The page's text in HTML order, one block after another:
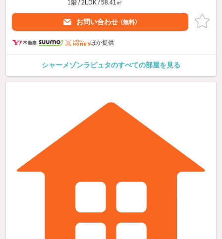
1階 / 2LDK / 58.41㎡
お問い合わせ （無料）
ほか提供
シャーメゾンラピュタのすべての部屋を見る